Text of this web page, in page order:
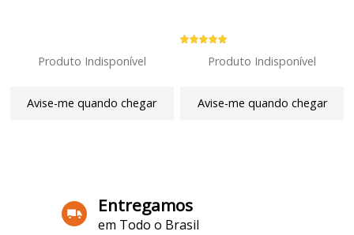
Produto Indisponível
Avise-me quando chegar
Produto Indisponível
Avise-me quando chegar
Entregamos
em Todo o Brasil